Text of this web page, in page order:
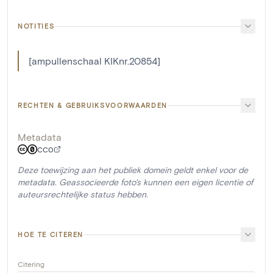
NOTITIES
[ampullenschaal KIKnr.20854]
RECHTEN & GEBRUIKSVOORWAARDEN
Metadata
CC0
Deze toewijzing aan het publiek domein geldt enkel voor de
metadata. Geassocieerde foto's kunnen een eigen licentie of
auteursrechtelijke status hebben.
HOE TE CITEREN
Citering